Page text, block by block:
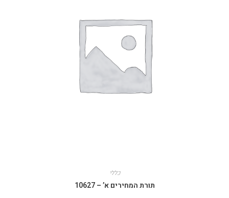
כללי
תורת המחירים א’ – 10627